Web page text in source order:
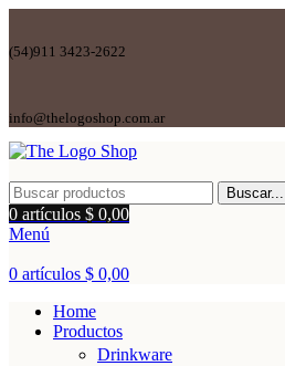
(54)911 3423-2622
info@thelogoshop.com.ar
Buscar...
0 artículos $ 0,00
Menú
0 artículos $ 0,00
Home
Productos
Drinkware